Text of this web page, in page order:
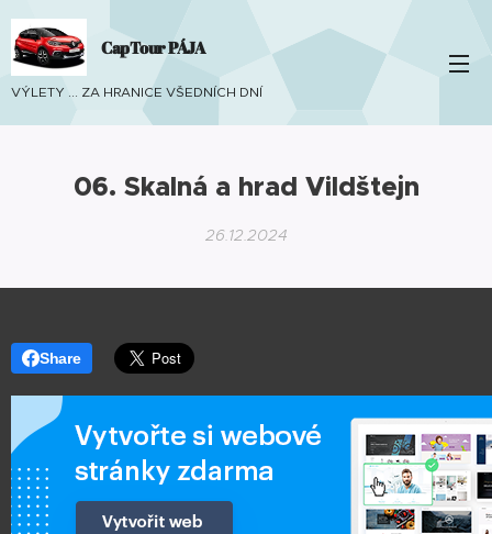
CapTour PÁJA
VÝLETY ... ZA HRANICE VŠEDNÍCH DNÍ
06. Skalná a hrad Vildštejn
26.12.2024
Share